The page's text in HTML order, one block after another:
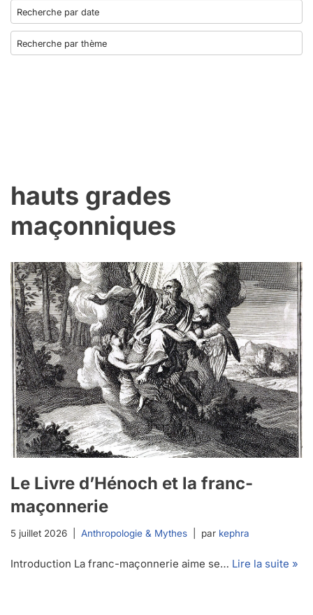
hauts grades
maçonniques
Le Livre d’Hénoch et la franc-
maçonnerie
5 juillet 2026 Anthropologie & Mythes par kephra
Introduction La franc-maçonnerie aime se… Lire la suite »